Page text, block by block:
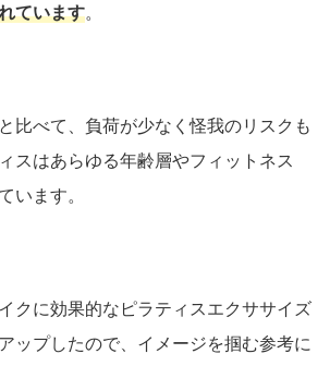
ています。
比べて、負荷が少なく怪我のリスクも
スはあらゆる年齢層やフィットネス
います。
クに効果的なピラティスエクササイズ
ップしたので、イメージを掴む参考に